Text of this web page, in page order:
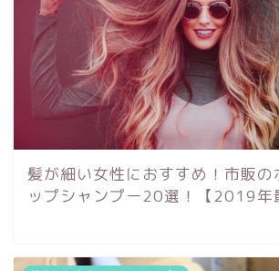
髪が細い女性におすすめ！市販の
ップシャンプー20選！【2019年